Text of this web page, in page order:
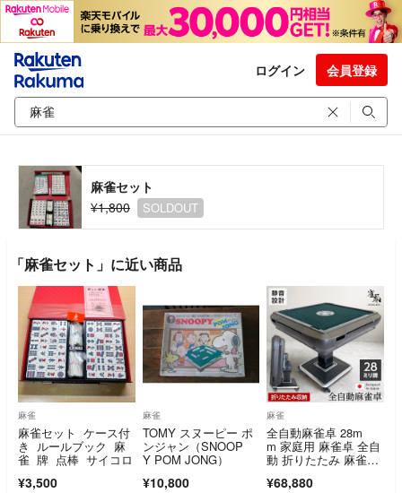
ログイン 会員登録
麻雀セット
¥1,800
SOLDOUT
「麻雀セット」に近い商品
麻雀
麻雀セット ケース付
き ルールブック 麻
雀 牌 点棒 サイコロ
¥3,500
麻雀
TOMY スヌーピー ポ
ンジャン（SNOOP
Y POM JONG）
¥10,800
麻雀
全自動麻雀卓 28m
m 家庭用 麻雀卓 全自
動 折りたたみ 麻雀
¥68,880